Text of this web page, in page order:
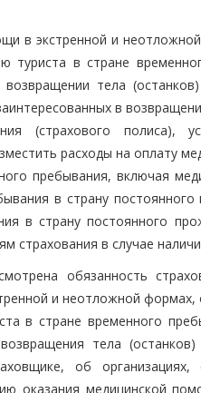
в экстренной и
туриста в стране
тела
в
(страхового полиса),
расходы на оплату
пребывания, включая
в страну
в страну постоянного
страхования в случае
обязанность
и неотложной формах,
в стране временного
тела
об организациях,
оказания медицинской